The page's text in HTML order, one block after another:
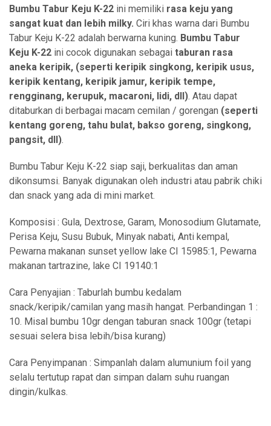
Bumbu Tabur Keju K-22 ini memiliki rasa keju yang
sangat kuat dan lebih milky. Ciri khas warna dari Bumbu
Tabur Keju K-22 adalah berwarna kuning. Bumbu Tabur
Keju K-22 ini cocok digunakan sebagai taburan rasa
aneka keripik, (seperti keripik singkong, keripik usus,
keripik kentang, keripik jamur, keripik tempe,
rengginang, kerupuk, macaroni, lidi, dll). Atau dapat
ditaburkan di berbagai macam cemilan / gorengan (seperti
kentang goreng, tahu bulat, bakso goreng, singkong,
pangsit, dll).
Bumbu Tabur Keju K-22 siap saji, berkualitas dan aman
dikonsumsi. Banyak digunakan oleh industri atau pabrik chiki
dan snack yang ada di mini market.
Komposisi : Gula, Dextrose, Garam, Monosodium Glutamate,
Perisa Keju, Susu Bubuk, Minyak nabati, Anti kempal,
Pewarna makanan sunset yellow lake CI 15985:1, Pewarna
makanan tartrazine, lake CI 19140:1
Cara Penyajian : Taburlah bumbu kedalam
snack/keripik/camilan yang masih hangat. Perbandingan 1 :
10. Misal bumbu 10gr dengan taburan snack 100gr (tetapi
sesuai selera bisa lebih/bisa kurang)
Cara Penyimpanan : Simpanlah dalam alumunium foil yang
selalu tertutup rapat dan simpan dalam suhu ruangan
dingin/kulkas.